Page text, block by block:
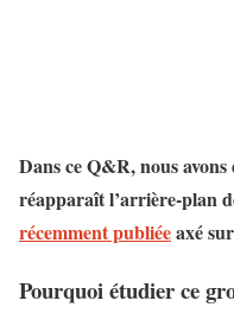
Dans ce Q&R, nous
réapparaît l’arrière-plan
récemment publiéeaxé
Pourquoi étudier ce